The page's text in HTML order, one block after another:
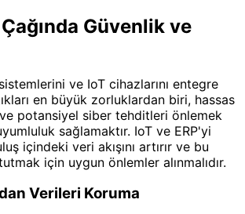
Güvenlik ve
ve IoT cihazlarını entegre
en büyük zorluklardan biri, hassas
potansiyel siber tehditleri önlemek
sağlamaktır. IoT ve ERP'yi
içindeki veri akışını artırır ve bu
için uygun önlemler alınmalıdır.
Verileri Koruma